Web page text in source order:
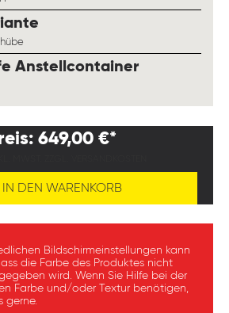
Anstellcontainerauswählen
649,00 €*
IN DEN WARENKORB
Bildschirmeinstellungen kann
die Farbe des Produktes nicht
wird. Wenn Sie Hilfe bei der
Farbe und/oder Textur benötigen,
gerne.